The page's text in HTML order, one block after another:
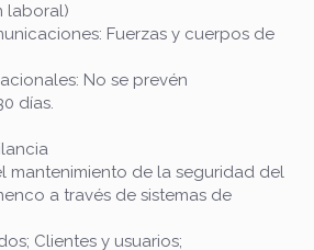
laboral)
Fuerzas y cuerpos de
No se prevén
días.
mantenimiento de la seguridad del
a través de sistemas de
Clientes y usuarios;